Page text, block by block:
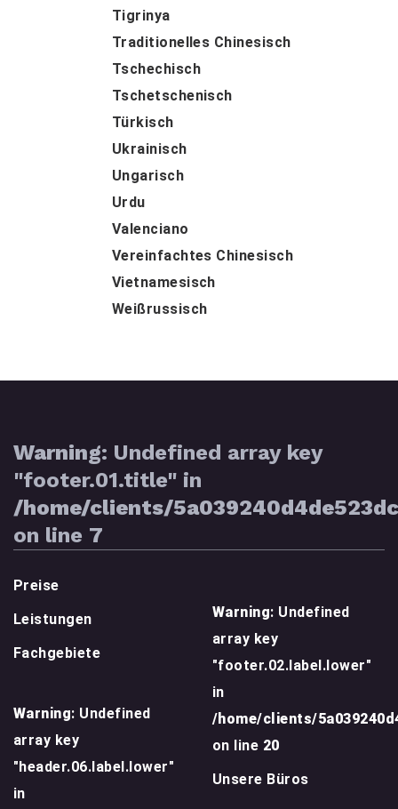
Tigrinya
Traditionelles Chinesisch
Tschechisch
Tschetschenisch
Türkisch
Ukrainisch
Ungarisch
Urdu
Valenciano
Vereinfachtes Chinesisch
Vietnamesisch
Weißrussisch
Warning: Undefined array key
"footer.01.title" in
/home/clients/
on line 7
Preise
Leistungen
Fachgebiete
Warning: Undefined
array key
"header.06.label.lower"
in
Warning: Undefined
array key
"footer.02.label.lower"
in
/home/clients/
on line 20
Unsere Büros